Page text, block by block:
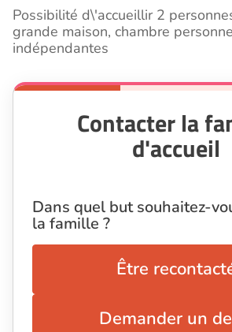
Possibilité d\'accueillir 2
grande maison, chambre
indépendantes
Contacter la
d'accueil
Dans quel but souhaitez-
la famille ?
Être
Demander un